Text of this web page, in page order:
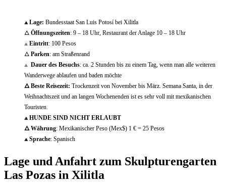
⟁ Lage: Bundesstaat San Luis Potosí bei Xilitla
🜂 Öffnungszeiten: 9 – 18 Uhr, Restaurant der Anlage 10 – 18 Uhr
⟁ Eintritt: 100 Pesos
🜂 Parken: am Straßenrand
⟁ Dauer des Besuchs: ca. 2 Stunden bis zu einem Tag, wenn man alle weiteren
Wanderwege ablaufen und baden möchte
🜂Beste Reisezeit: Trockenzeit von November bis März. Semana Santa, in der
Weihnachtszeit und an langen Wochenenden ist es sehr voll mit mexikanischen
Touristen.
⟁ HUNDE SIND NICHT ERLAUBT
🜂 Währung: Mexikanischer Peso (Mex$) 1 € = 25 Pesos
⟁ Sprache: Spanisch
Lage und Anfahrt zum Skulpturengarten
Las Pozas in Xilitla